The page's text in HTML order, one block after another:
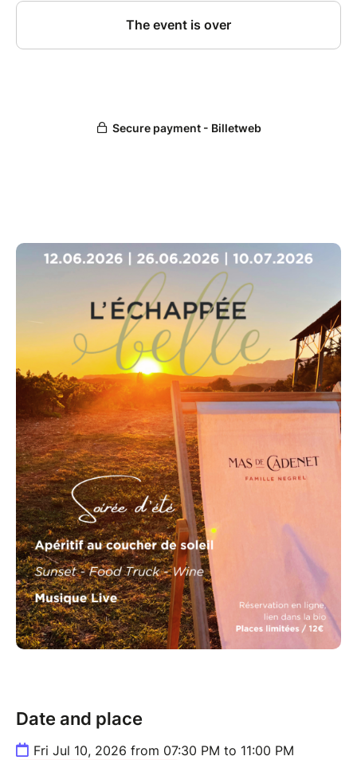
Date and place
Fri Jul 10, 2026 from 07:30 PM to 11:00 PM